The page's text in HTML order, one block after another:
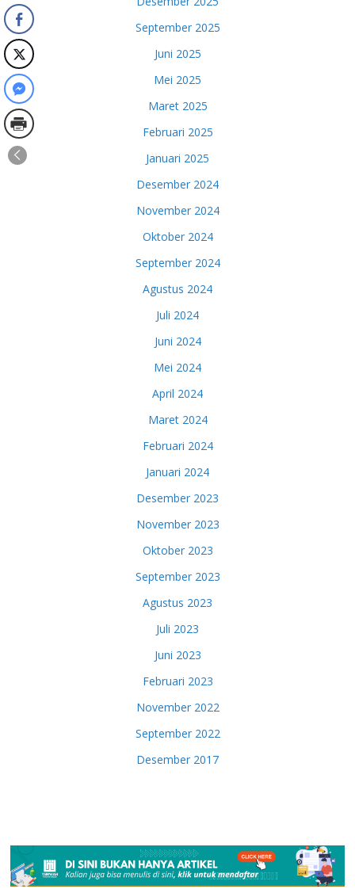
September 2025
Juni 2025
Mei 2025
Maret 2025
Februari 2025
Januari 2025
Desember 2024
November 2024
Oktober 2024
September 2024
Agustus 2024
Juli 2024
Juni 2024
Mei 2024
April 2024
Maret 2024
Februari 2024
Januari 2024
Desember 2023
November 2023
Oktober 2023
September 2023
Agustus 2023
Juli 2023
Juni 2023
Februari 2023
November 2022
September 2022
Desember 2017